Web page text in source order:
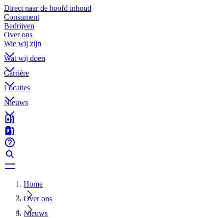
Direct naar de hoofd inhoud
Consument
Bedrijven
Over ons
Wie wij zijn
Wat wij doen
Carrière
Locaties
Nieuws
Home
Over ons
Nieuws